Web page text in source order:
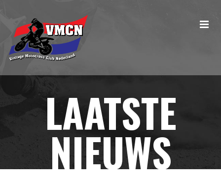
LAATSTE
NIEUWS